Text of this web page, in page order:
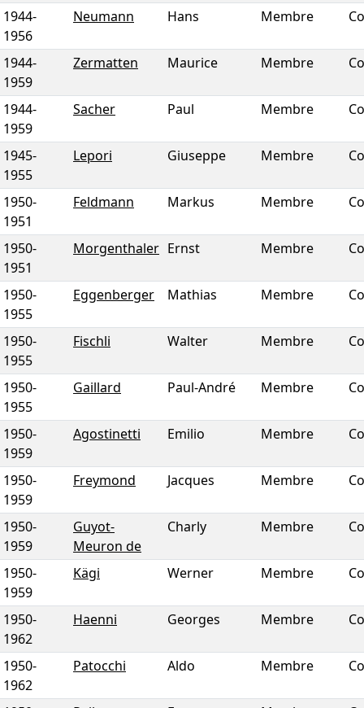
1944-
1956
Neumann Hans Membre
1944-
1959
Zermatten Maurice Membre
1944-
1959
Sacher Paul Membre
1945-
1955
Lepori Giuseppe Membre
1950-
1951
Feldmann Markus Membre
1950-
1951
Morgenthaler Ernst Membre
1950-
1955
Eggenberger Mathias Membre
1950-
1955
Fischli Walter Membre
1950-
1955
Gaillard Paul-André Membre
1950-
1959
Agostinetti Emilio Membre
1950-
1959
Freymond Jacques Membre
1950-
1959
Guyot-
Meuron de
Charly Membre
1950-
1959
Kägi Werner Membre
1950-
1962
Haenni Georges Membre
1950-
1962
Patocchi Aldo Membre